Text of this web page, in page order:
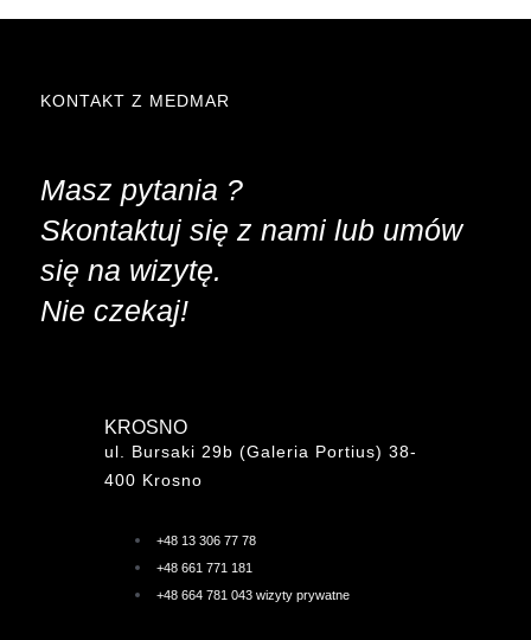
KONTAKT Z MEDMAR
Masz pytania ?
Skontaktuj się z nami lub umów
się na wizytę.
Nie czekaj!
KROSNO
ul. Bursaki 29b (Galeria Portius) 38-
400 Krosno
+48 13 306 77 78
+48 661 771 181
+48 664 781 043 wizyty prywatne